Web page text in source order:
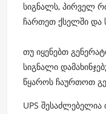
სიგნალს, პირველ
ჩართეთ ქსელში და
თუ იყენებთ
სიგნალი
წყაროს ჩაურთოთ
UPS